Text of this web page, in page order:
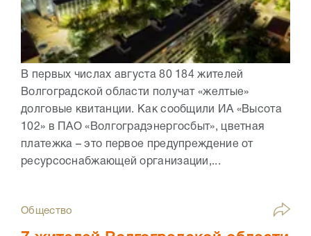
В первых числах августа 80 184 жителей
Волгоградской области получат «желтые»
долговые квитанции. Как сообщили ИА «Высота
102» в ПАО «Волгоградэнергосбыт», цветная
платежка – это первое предупреждение от
ресурсоснабжающей организации,...
Общество